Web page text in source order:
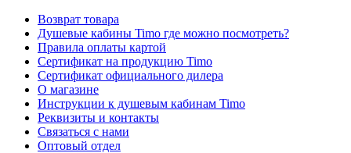
Возврат товара
Душевые кабины Timo где можно посмотреть?
Правила оплаты картой
Сертификат на продукцию Timo
Сертификат официального дилера
О магазине
Инструкции к душевым кабинам Timo
Реквизиты и контакты
Связаться с нами
Оптовый отдел